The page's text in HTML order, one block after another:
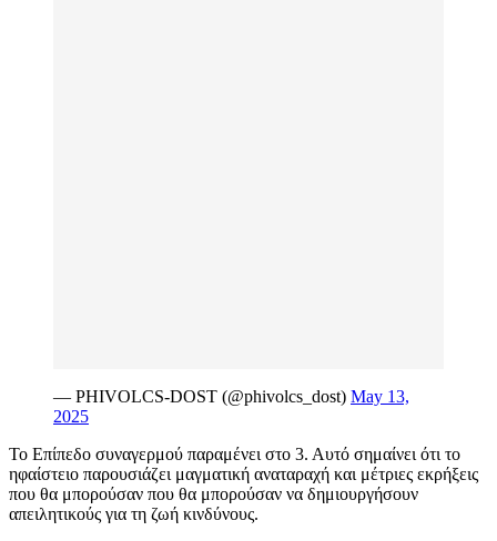
— PHIVOLCS-DOST (@phivolcs_dost) May 13,
2025
Το Επίπεδο συναγερμού παραμένει στο 3. Αυτό σημαίνει ότι το
ηφαίστειο παρουσιάζει μαγματική αναταραχή και μέτριες εκρήξεις
που θα μπορούσαν που θα μπορούσαν να δημιουργήσουν
απειλητικούς για τη ζωή κινδύνους.